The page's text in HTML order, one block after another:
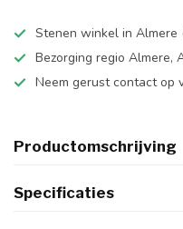
Stenen winkel in Almere
Bezorging regio Almere,
Neem gerust contact op
Productomschrijving
Specificaties